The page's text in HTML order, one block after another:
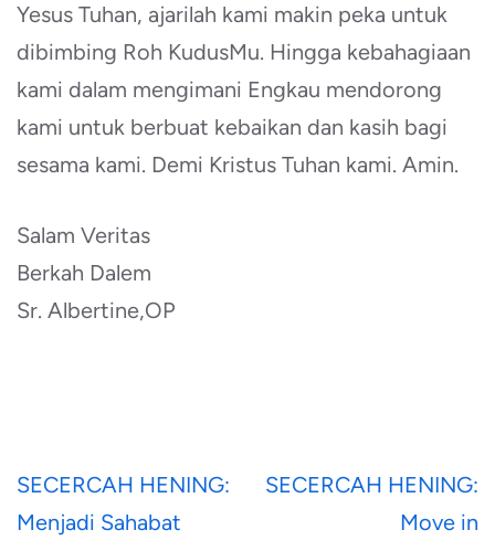
Yesus Tuhan, ajarilah kami makin peka untuk
dibimbing Roh KudusMu. Hingga kebahagiaan
kami dalam mengimani Engkau mendorong
kami untuk berbuat kebaikan dan kasih bagi
sesama kami. Demi Kristus Tuhan kami. Amin.
Salam Veritas
Berkah Dalem
Sr. Albertine,OP
Navigasi
pos
SECERCAH HENING:
Menjadi Sahabat
SECERCAH HENING:
Move in